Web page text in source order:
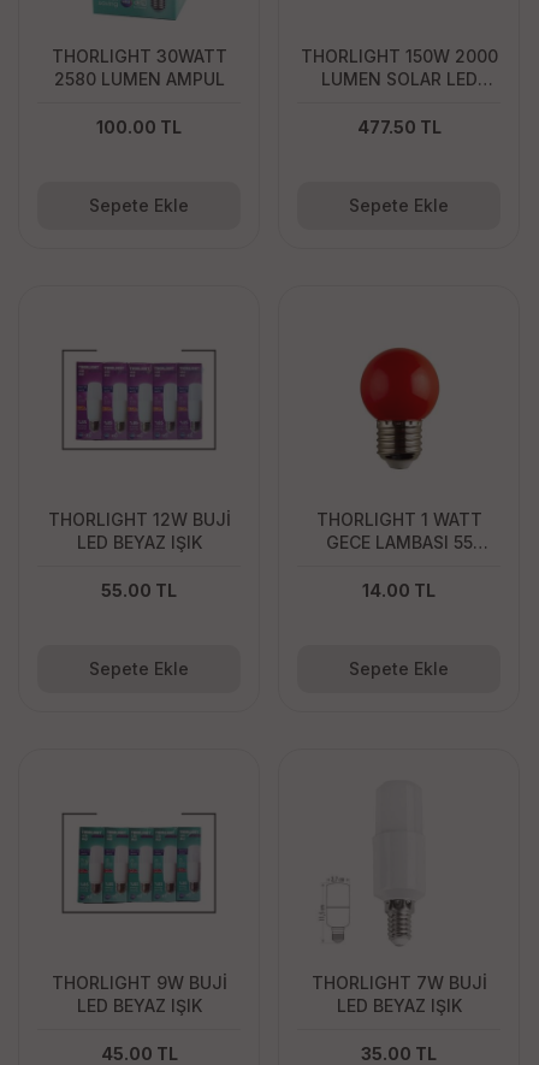
THORLIGHT 30WATT
2580 LUMEN AMPUL
100.00 TL
Sepete Ekle
THORLIGHT 150W 2000
LUMEN SOLAR LED
477.50 TL
Sepete Ekle
THORLIGHT 12W BUJİ
LED BEYAZ IŞIK
55.00 TL
Sepete Ekle
THORLIGHT 1 WATT
GECE LAMBASI 55
14.00 TL
Sepete Ekle
THORLIGHT 9W BUJİ
LED BEYAZ IŞIK
45.00 TL
THORLIGHT 7W BUJİ
LED BEYAZ IŞIK
35.00 TL